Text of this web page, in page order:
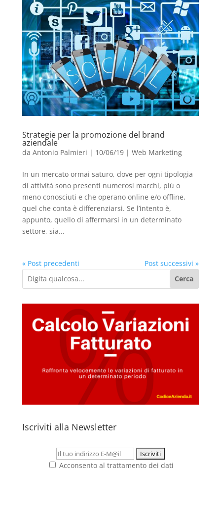
Strategie per la promozione del brand
aziendale
da Antonio Palmieri | 10/06/19| Web Marketing
In un mercato ormai saturo, dove per ogni tipologia
di attività sono presenti numerosi marchi, più o
meno conosciuti e che operano online e/o offline,
quel che conta è differenziarsi. Se l’intento è,
appunto, quello di affermarsi in un determinato
settore, sia...
« Post precedenti
Post successivi »
Cerca
Iscriviti alla Newsletter
Acconsento al trattamento dei dati